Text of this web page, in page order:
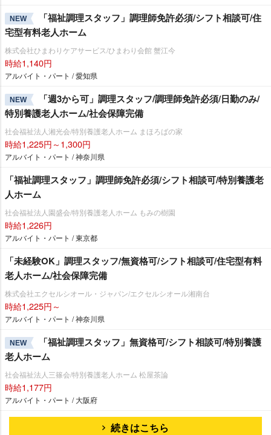
NEW
「福祉調理スタッフ」調理師免許必須/シフト相談可/住
宅型有料老人ホーム
株式会社ひまわりケアサービス/ひまわり会館 蟹江今
時給1,140円
アルバイト・パート / 愛知県
NEW
「週3から可」調理スタッフ/調理師免許必須/日勤のみ/
特別養護老人ホーム/社会保障完備
社会福祉法人湘光会/特別養護老人ホーム まほろばの家
時給1,225円～1,300円
アルバイト・パート / 神奈川県
「福祉調理スタッフ」調理師免許必須/シフト相談可/特別養護老
人ホーム
社会福祉法人園盛会/特別養護老人ホーム もみの樹園
時給1,226円
アルバイト・パート / 東京都
「未経験OK」調理スタッフ/無資格可/シフト相談可/住宅型有料
老人ホーム/社会保障完備
株式会社エクセルシオール・ジャパン/エクセルシオール湘南台
時給1,225円～
アルバイト・パート / 神奈川県
NEW
「福祉調理スタッフ」無資格可/シフト相談可/特別養護
老人ホーム
社会福祉法人三篠会/特別養護老人ホーム 松屋茶論
時給1,177円
アルバイト・パート / 大阪府
続きはこちら